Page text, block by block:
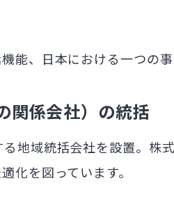
、日本における一つの事
関係会社）の統括
地域統括会社を設置。株
化を図っています。